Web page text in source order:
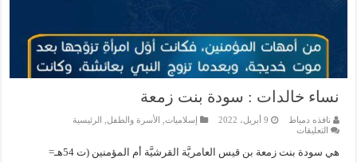
نساء خالدات : سودة بنت زمعة
نافذه دمياط 9 أبريل، 2022 إسلاميات, الأسرة والطفل
الرئيسية
التعليقاتعلى
خالدات
هي سودة بنت زمعة بن قيس العامريَّة القرشيَّة أم المؤمنين (ت 54هـ=